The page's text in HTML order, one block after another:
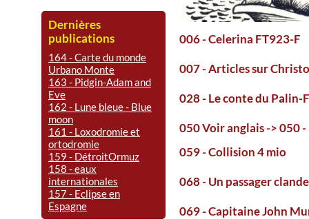
Dernières
publications
164 - Carte du monde
Urbano Monte
163 - Pidgin-Adam and
Eve
162 - Lune bleue - Blue
moon
161 - Loxodromie et
ortodromie
159 - DétroitOrmuz
158 - eaux
internationales
157 - Eclipse en
Espagne
006 - Celerina FT923-F
007 - Articles sur
028 - Le conte du Palin-F
050 Voir anglais -> 050 -
059 - Collision 4 mio
068 - Un passager
069 - Capitaine John